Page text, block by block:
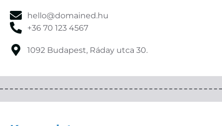
hello@domained.hu
+36 70 123 4567
1092 Budapest, Ráday utca 30.